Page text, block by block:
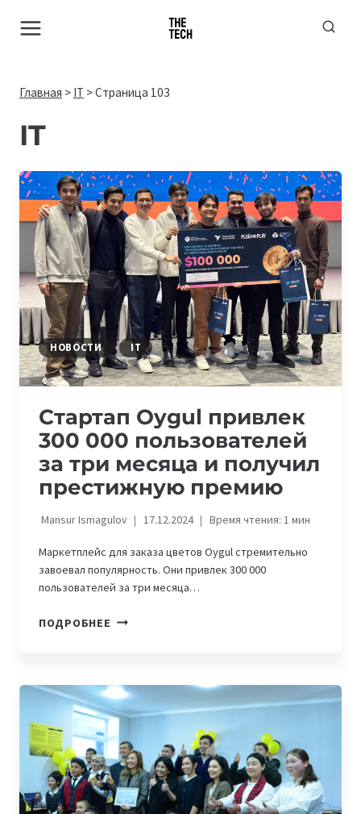
Главная > IT >Страница 103
IT
НОВОСТИ IT
Стартап Oygul привлек
300 000 пользователей
за три месяца и получил
престижную премию
Mansur Ismagulov 17.12.2024 Время чтения: 1мин
Маркетплейс для заказа цветов Oygul стремительно
завоевал популярность. Они привлек 300 000
пользователей за три месяца…
ПОДРОБНЕЕ СТАРТАП
000
ПОЛЬЗОВАТЕЛЕЙ
ТРИ
МЕСЯЦА
И
ПОЛУЧИЛ